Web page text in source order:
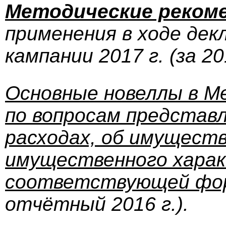
Методические
применения в ходе
кампании 2017 г. (за
Основные новеллы в
по вопросам
расходах, об
имущественного
соответствующей
отчётный 2016 г.).